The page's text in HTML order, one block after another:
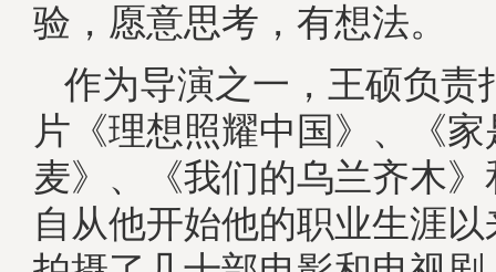
验，愿意思考，有想法。
作为导演之一，王硕负责
片《理想照耀中国》、《
麦》、《我们的乌兰齐木
自从他开始他的职业生涯